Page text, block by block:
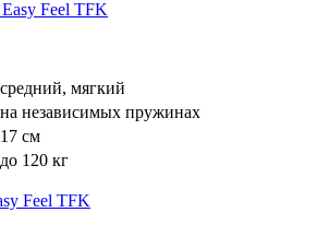
средний, мягкий
на независимых пружинах
17 см
до 120 кг
Feel TFK